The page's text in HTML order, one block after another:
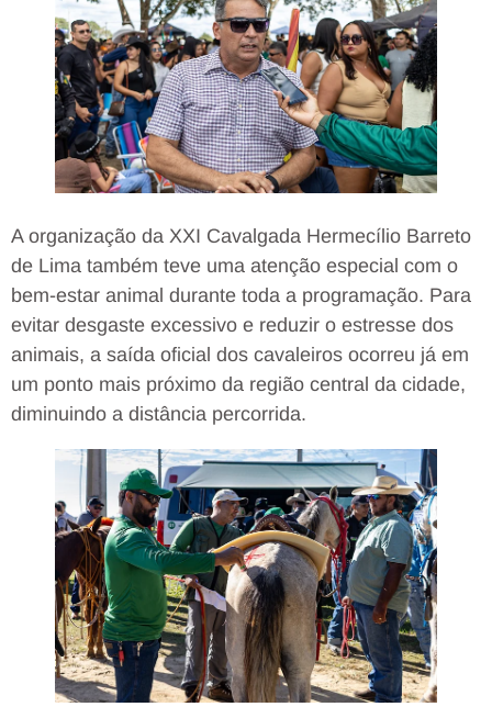
A organização da XXI Cavalgada Hermecílio Barreto
de Lima também teve uma atenção especial com o
bem-estar animal durante toda a programação. Para
evitar desgaste excessivo e reduzir o estresse dos
animais, a saída oficial dos cavaleiros ocorreu já em
um ponto mais próximo da região central da cidade,
diminuindo a distância percorrida.